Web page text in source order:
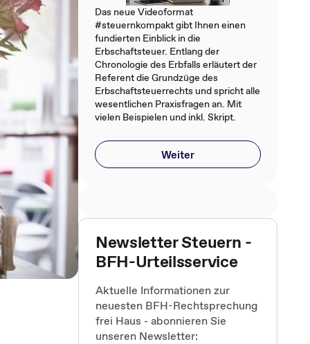
Das neue Videoformat
#steuernkompakt gibt Ihnen einen
fundierten Einblick in die
Erbschaftsteuer. Entlang der
Chronologie des Erbfalls erläutert der
Referent die Grundzüge des
Erbschaftsteuerrechts und spricht alle
wesentlichen Praxisfragen an. Mit
vielen Beispielen und inkl. Skript.
Weiter
Newsletter Steuern -
BFH-Urteilsservice
Aktuelle Informationen zur
neuesten BFH-Rechtsprechung
frei Haus - abonnieren Sie
unseren Newsletter: